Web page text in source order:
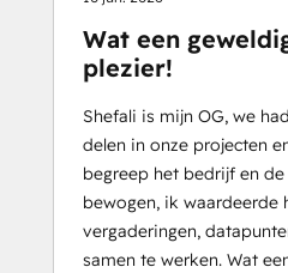
Wat een
plezier!
Shefali is mijn OG, we
delen in onze projecten
begreep het bedrijf en
bewogen, ik waardeerde
vergaderingen,
samen te werken. Wat